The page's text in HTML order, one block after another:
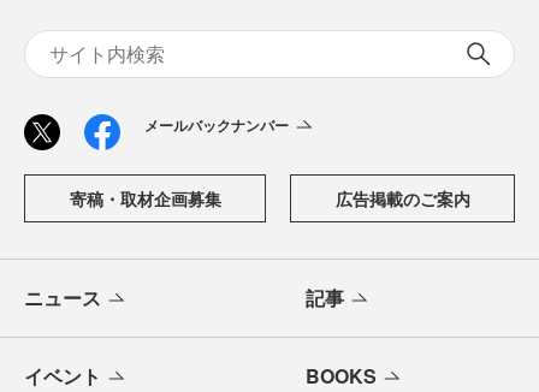
メールバックナンバー
寄稿・取材企画募集 広告掲載のご案内
ニュース 記事
イベント BOOKS